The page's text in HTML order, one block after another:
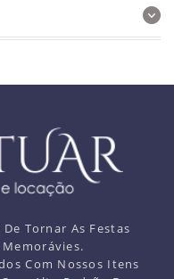
Tornar As Festas
Com Nossos Itens